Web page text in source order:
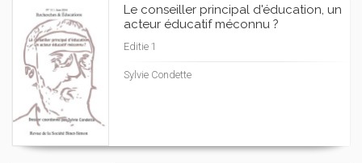
Le conseiller principal d'éducation, un
acteur éducatif méconnu ?
Editie 1
Sylvie Condette